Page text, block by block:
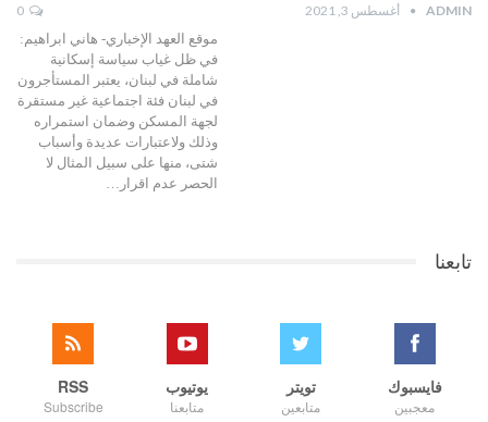
ADMIN أغسطس 3, 2021
موقع العهد الإخباري- هاني ابراهيم:
في ظل غياب سياسة إسكانية
شاملة في لبنان، يعتبر المستأجرون
في لبنان فئة اجتماعية غير مستقرة
لجهة المسكن وضمان استمراره
وذلك ولاعتبارات عديدة وأسباب
شتى، منها على سبيل المثال لا
الحصر عدم اقرار…
تابعنا
فايسبوك
معجبين
تويتر
متابعين
يوتيوب
متابعنا
RSS
Subscribe